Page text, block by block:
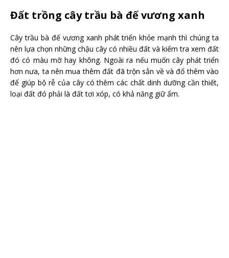
Đất trồng cây trầu bà đế vương xanh
Cây trầu bà đế vương xanh phát triển khỏe mạnh thì chúng ta
nên lựa chọn những chậu cây có nhiều đất và kiểm tra xem đất
đó có màu mỡ hay không. Ngoài ra nếu muốn cây phát triển
hơn nưa, ta nên mua thêm đất đã trộn sẳn về và đổ thêm vào
để giúp bộ rễ của cây có thêm các chất dinh dưỡng cần thiết,
loại đất đó phải là đất tơi xóp, có khả năng giữ ẩm.